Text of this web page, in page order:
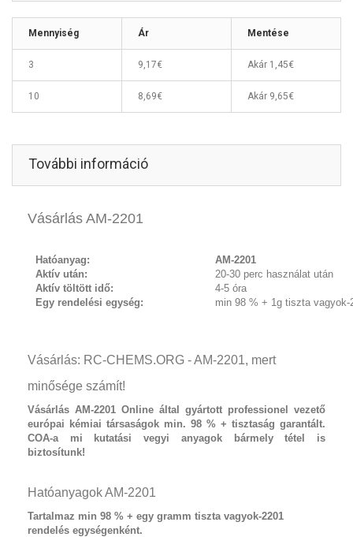
Mennyiség Ár Mentése
3 9,17€ Akár 1,45€
10 8,69€ Akár 9,65€
További információ
Vásárlás AM-2201
Hatóanyag:
Aktív után:
Aktív töltött idő:
Egy rendelési egység:
AM-2201
20-30 perc használat után
4-5 óra
min 98 % + 1g tiszta vagyok-
Vásárlás: RC-CHEMS.ORG - AM-2201, mert
minősége számít!
Vásárlás AM-2201 Online által gyártott professionel vezető
európai kémiai társaságok min. 98 % + tisztaság garantált.
COA-a mi kutatási vegyi anyagok bármely tétel is
biztosítunk!
Hatóanyagok AM-2201
Tartalmaz min 98 % + egy gramm tiszta vagyok-2201
rendelés egységenként.